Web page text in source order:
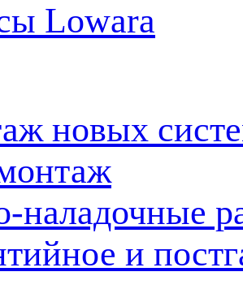
Lowara
новых
наладочные
и